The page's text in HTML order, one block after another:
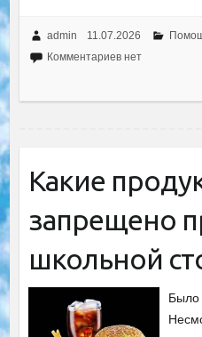
admin 11.07.2026
Комментариев нет
Какие
запрещено
школьной
Было